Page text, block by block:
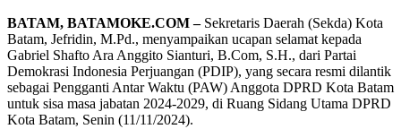
BATAM, BATAMOKE.COM –Sekretaris Daerah (Sekda) Kota
Batam, Jefridin, M.Pd., menyampaikan ucapan selamat kepada
Gabriel Shafto Ara Anggito Sianturi, B.Com, S.H., dari Partai
Demokrasi Indonesia Perjuangan (PDIP), yang secara resmi dilantik
sebagai Pengganti Antar Waktu (PAW) Anggota DPRD Kota Batam
untuk sisa masa jabatan 2024-2029, di Ruang Sidang Utama DPRD
Kota Batam, Senin (11/11/2024).